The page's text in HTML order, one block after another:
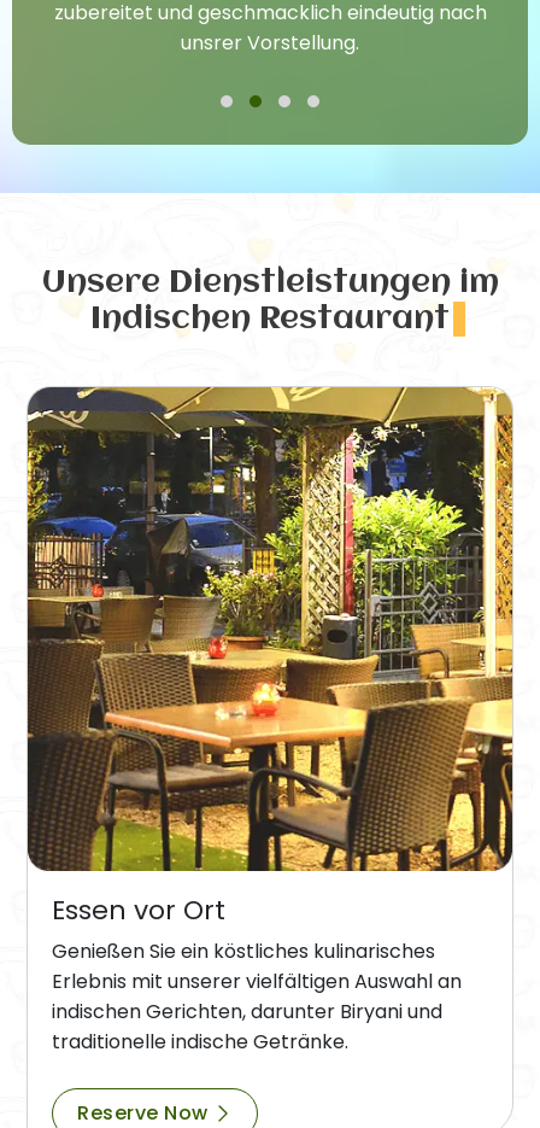
zubereitet und geschmacklich eindeutig nach
unsrer Vorstellung.
Unsere Dienstleistungen im
Indischen Restaurant
Essen vor Ort
Genießen Sie ein köstliches kulinarisches
Erlebnis mit unserer vielfältigen Auswahl an
indischen Gerichten, darunter Biryani und
traditionelle indische Getränke.
Reserve Now